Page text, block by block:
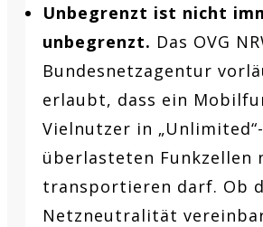
Unbegrenzt ist nicht
unbegrenzt. Das OVG
Bundesnetzagentur
erlaubt, dass ein
Vielnutzer in
überlasteten Funkzellen
transportieren darf. Ob
Netzneutralität